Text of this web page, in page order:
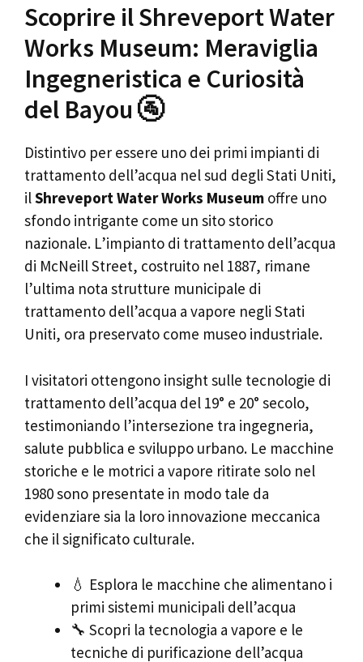
Scoprire il Shreveport Water
Works Museum: Meraviglia
Ingegneristica e Curiosità
del Bayou 🚰
Distintivo per essere uno dei primi impianti di
trattamento dell’acqua nel sud degli Stati Uniti,
ilShreveport Water Works Museum offre uno
sfondo intrigante come un sito storico
nazionale. L’impianto di trattamento dell’acqua
di McNeill Street, costruito nel 1887, rimane
l’ultima nota strutture municipale di
trattamento dell’acqua a vapore negli Stati
Uniti, ora preservato come museo industriale.
I visitatori ottengono insight sulle tecnologie di
trattamento dell’acqua del 19° e 20° secolo,
testimoniando l’intersezione tra ingegneria,
salute pubblica e sviluppo urbano. Le macchine
storiche e le motrici a vapore ritirate solo nel
1980 sono presentate in modo tale da
evidenziare sia la loro innovazione meccanica
che il significato culturale.
💧 Esplora le macchine che alimentano i
primi sistemi municipali dell’acqua
🔧 Scopri la tecnologia a vapore e le
tecniche di purificazione dell’acqua